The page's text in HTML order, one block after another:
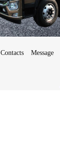
Contacts Message